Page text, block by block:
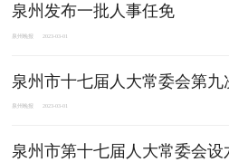
泉州发布一批人事任免
泉州晚报 2023-03-01
泉州市十七届人大常委会第九
泉州晚报 2023-03-01
泉州市第十七届人大常委会设